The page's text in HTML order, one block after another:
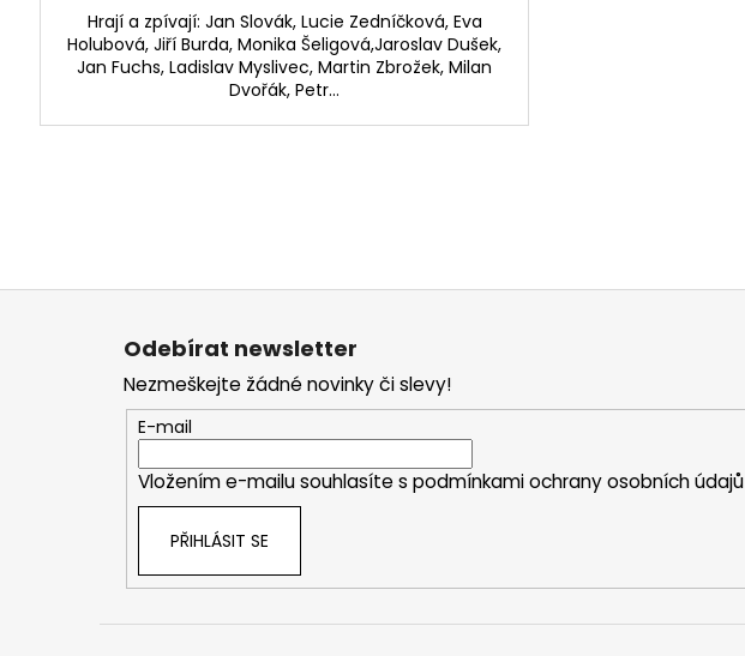
Hrají a zpívají: Jan Slovák, Lucie Zedníčková, Eva
Holubová, Jiří Burda, Monika Šeligová,Jaroslav Dušek,
Jan Fuchs, Ladislav Myslivec, Martin Zbrožek, Milan
Dvořák, Petr...
Z
Odebírat newsletter
Nezmeškejte žádné novinky či slevy!
E-mail
Vložením e-mailu souhlasíte s podmínkami ochrany osobních údajů
PŘIHLÁSIT SE